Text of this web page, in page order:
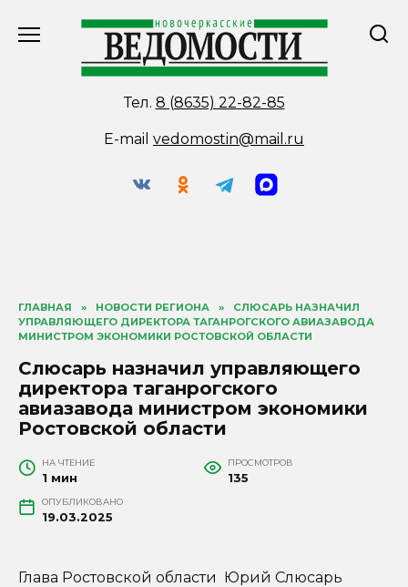
Тел. 8 (8635) 22-82-85
E-mail vedomostin@mail.ru
ГЛАВНАЯ » НОВОСТИ РЕГИОНА »
СЛЮСАРЬ НАЗНАЧИЛ
УПРАВЛЯЮЩЕГО ДИРЕКТОРА ТАГАНРОГСКОГО АВИАЗАВОДА
МИНИСТРОМ ЭКОНОМИКИ РОСТОВСКОЙ ОБЛАСТИ
Слюсарь назначил управляющего
директора таганрогского
авиазавода министром экономики
Ростовской области
НА ЧТЕНИЕ
1 мин
ПРОСМОТРОВ
135
ОПУБЛИКОВАНО
19.03.2025
Глава Ростовской области Юрий Слюсарь